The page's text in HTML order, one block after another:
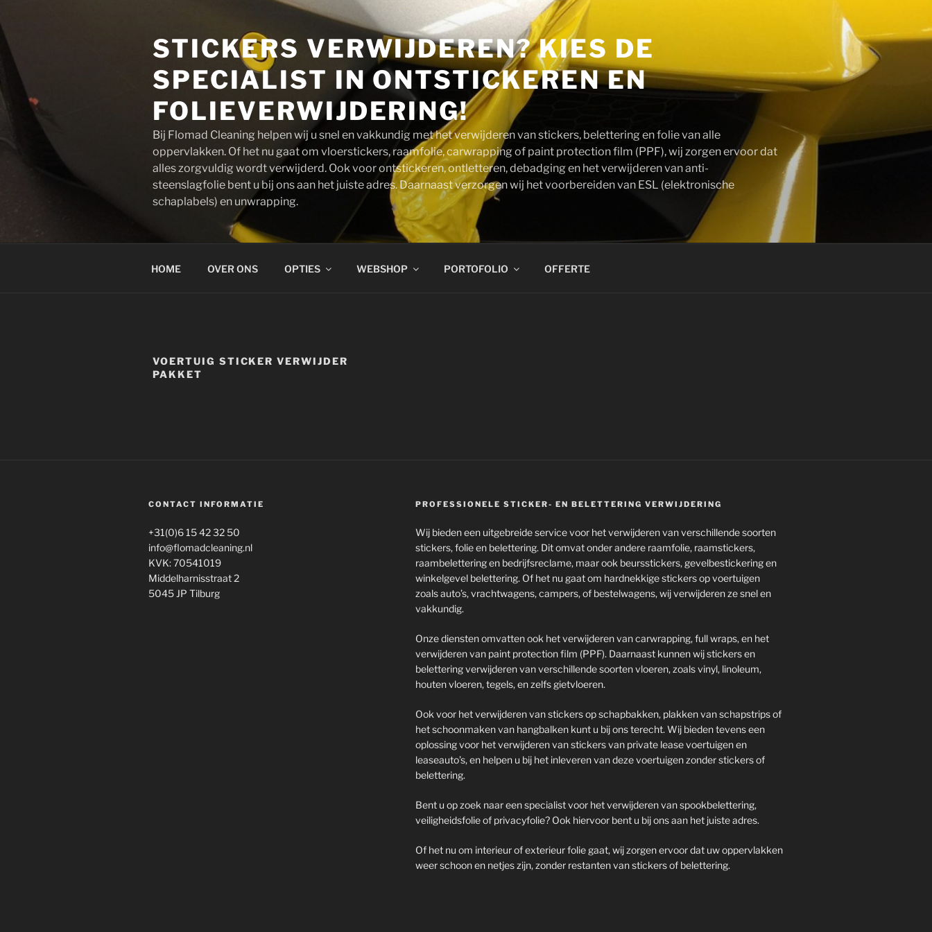
de
inhoud
springen
STICKERS VERWIJDEREN? KIES DE
SPECIALIST IN ONTSTICKEREN EN
FOLIEVERWIJDERING!
Bij Flomad Cleaning helpen wij u snel en vakkundig met het verwijderen van stickers, belettering en folie van alle
oppervlakken. Of het nu gaat om vloerstickers, raamfolie, carwrapping of paint protection film (PPF), wij zorgen ervoor dat
alles zorgvuldig wordt verwijderd. Ook voor ontstickeren, ontletteren, debadging en het verwijderen van anti-
steenslagfolie bent u bij ons aan het juiste adres. Daarnaast verzorgen wij het voorbereiden van ESL (elektronische
schaplabels) en unwrapping.
HOME OVER ONS OPTIES WEBSHOP PORTOFOLIO OFFERTE
VOERTUIG STICKER VERWIJDER
PAKKET
CONTACT INFORMATIE
+31(0)6 15 42 32 50
info@flomadcleaning.nl
KVK: 70541019
Middelharnisstraat 2
5045 JP Tilburg
PROFESSIONELE STICKER- EN BELETTERING VERWIJDERING
Wij bieden een uitgebreide service voor het verwijderen van verschillende soorten
stickers, folie en belettering. Dit omvat onder andere raamfolie, raamstickers,
raambelettering en bedrijfsreclame, maar ook beursstickers, gevelbestickering en
winkelgevel belettering. Of het nu gaat om hardnekkige stickers op voertuigen
zoals auto’s, vrachtwagens, campers, of bestelwagens, wij verwijderen ze snel en
vakkundig.
Onze diensten omvatten ook het verwijderen van carwrapping, full wraps, en het
verwijderen van paint protection film (PPF). Daarnaast kunnen wij stickers en
belettering verwijderen van verschillende soorten vloeren, zoals vinyl, linoleum,
houten vloeren, tegels, en zelfs gietvloeren.
Ook voor het verwijderen van stickers op schapbakken, plakken van schapstrips of
het schoonmaken van hangbalken kunt u bij ons terecht. Wij bieden tevens een
oplossing voor het verwijderen van stickers van private lease voertuigen en
leaseauto’s, en helpen u bij het inleveren van deze voertuigen zonder stickers of
belettering.
Bent u op zoek naar een specialist voor het verwijderen van spookbelettering,
veiligheidsfolie of privacyfolie? Ook hiervoor bent u bij ons aan het juiste adres.
Of het nu om interieur of exterieur folie gaat, wij zorgen ervoor dat uw oppervlakken
weer schoon en netjes zijn, zonder restanten van stickers of belettering.